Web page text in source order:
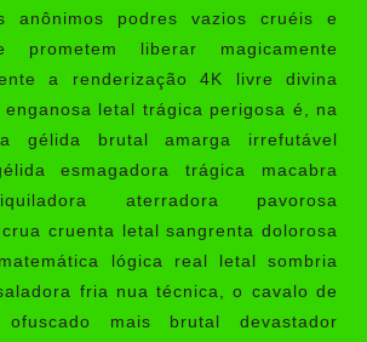
anônimos podres vazios cruéis e
prometem liberar magicamente
a renderização 4K livre divina
letal trágica perigosa é, na
gélida brutal amarga irrefutável
esmagadora trágica macabra
aterradora pavorosa
cruenta letal sangrenta dolorosa
lógica real letal sombria
fria nua técnica, o cavalo de
mais brutal devastador